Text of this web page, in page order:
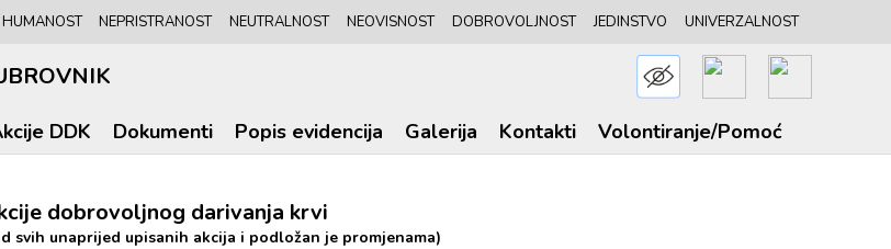
HUMANOST NEPRISTRANOST NEUTRALNOST NEOVISNOST DOBROVOLJNOST JEDINSTVO UNIVERZALNOST
DDK Dokumenti Popis evidencija Galerija Kontakti Volontiranje/Pomoć
dobrovoljnog darivanja krvi
svih unaprijed upisanih akcija i podložan je promjenama)